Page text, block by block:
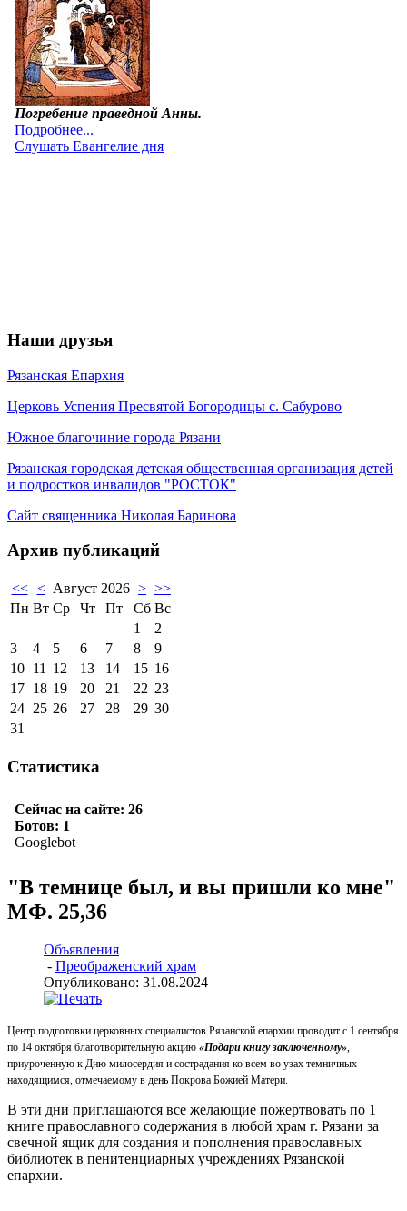
Наши друзья
Рязанская Епархия
Церковь Успения Пресвятой Богородицы с. Сабурово
Южное благочиние города Рязани
Рязанская городская детская общественная организация детей
и подростков инвалидов "РОСТОК"
Сайт священника Николая Баринова
Архив публикаций
<< < Август 2026 > >>
Пн Вт Ср Чт Пт Сб Вс
1
2
3
4 5 6 7 8
9
10 11 12 13 14 15 16
17 18 19 20 21 22 23
24 25 26 27 28 29 30
31
Статистика
"В темнице был, и вы пришли ко мне"
МФ. 25,36
Объявления
- Преображенский храм
Опубликовано: 31.08.2024
Центр подготовки церковных специалистов Рязанской епархии проводит с 1 сентября
по 14 октября благотворительную акцию «Подари книгу заключенному»,
приуроченную к Дню милосердия и сострадания ко всем во узах темничных
находящимся, отмечаемому в день Покрова Божией Матери.
В эти дни приглашаются все желающие пожертвовать по 1
книге православного содержания в любой храм г. Рязани за
свечной ящик для создания и пополнения православных
библиотек в пенитенциарных учреждениях Рязанской
епархии.